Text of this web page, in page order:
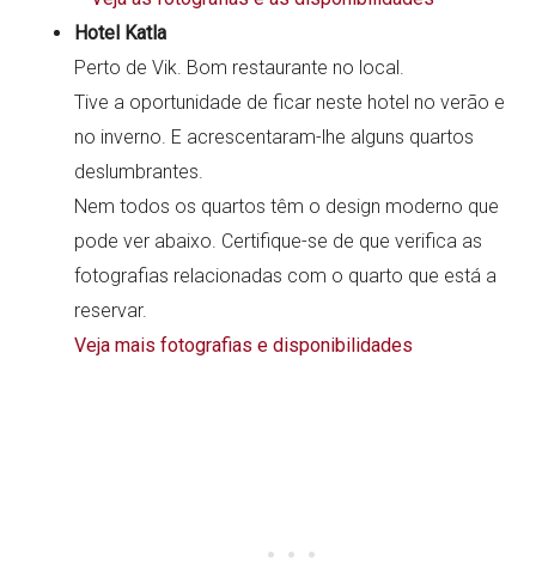
Hotel Katla
Perto de Vik. Bom restaurante no local.
Tive a oportunidade de ficar neste hotel no verão e
no inverno. E acrescentaram-lhe alguns quartos
deslumbrantes.
Nem todos os quartos têm o design moderno que
pode ver abaixo. Certifique-se de que verifica as
fotografias relacionadas com o quarto que está a
reservar.
Veja mais fotografias e disponibilidades